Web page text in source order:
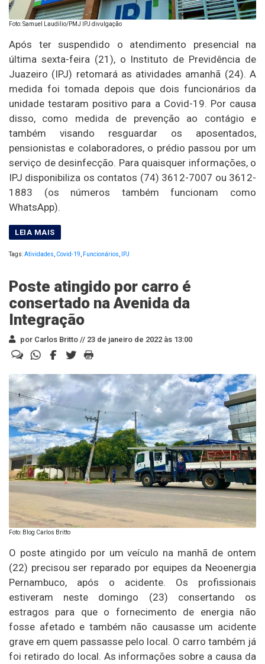
Foto: Samuel Laudilio/PMJ IPJ divulgação
Após ter suspendido o atendimento presencial na
última sexta-feira (21), o Instituto de Previdência de
Juazeiro (IPJ) retomará as atividades amanhã (24). A
medida foi tomada depois que dois funcionários da
unidade testaram positivo para a Covid-19. Por causa
disso, como medida de prevenção ao contágio e
também visando resguardar os aposentados,
pensionistas e colaboradores, o prédio passou por um
serviço de desinfecção. Para quaisquer informações, o
IPJ disponibiliza os contatos (74) 3612-7007 ou 3612-
1883 (os números também funcionam como
WhatsApp).
Tags:Atividades Covid-19 Funcionários IPJ
Poste atingido por carro é
consertado na Avenida da
Integração
por Carlos Britto // 23 de janeiro de 2022 às 13:00
Foto: Blog Carlos Britto
O poste atingido por um veículo na manhã de ontem
(22) precisou ser reparado por equipes da Neoenergia
Pernambuco, após o acidente. Os profissionais
estiveram neste domingo (23) consertando os
estragos para que o fornecimento de energia não
fosse afetado e também não causasse um acidente
grave em quem passasse pelo local. O carro também já
foi retirado do local. As informações sobre a causa da